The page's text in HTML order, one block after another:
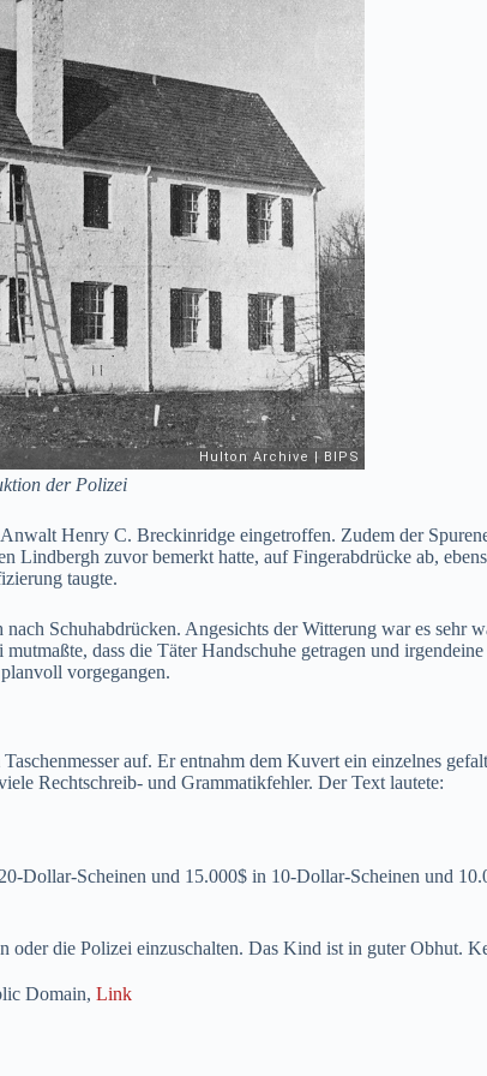
der Polizei
Henry C. Breckinridge eingetroffen. Zudem der
Lindbergh zuvor bemerkt hatte, auf Fingerabdrücke ab,
taugte.
Schuhabdrücken. Angesichts der Witterung war es
dass die Täter Handschuhe getragen und
vorgegangen.
auf. Er entnahm dem Kuvert ein einzelnes
Rechtschreib- und Grammatikfehler. Der Text lautete:
Dollar-Scheinen und 15.000$ in 10-Dollar-Scheinen und
oder die Polizei einzuschalten. Das Kind ist in guter Obhut.
Domain, Link